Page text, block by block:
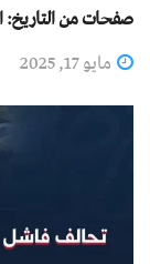
صفحات من التاريخ:
مايو 17, 2025